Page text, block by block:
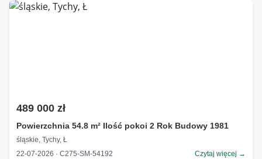
489 000 zł
Powierzchnia 54.8 m² Ilość pokoi 2 Rok Budowy 1981
śląskie, Tychy, Ł
22-07-2026 · C275-SM-54192
Czytaj więcej →